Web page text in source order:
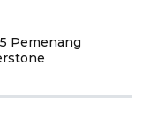
Pemenang